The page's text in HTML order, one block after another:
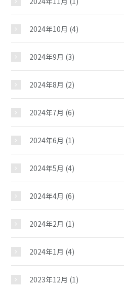
東地区
2024年10月 (4)
2024年9月 (3)
2024年8月 (2)
2024年7月 (6)
2024年6月 (1)
2024年5月 (4)
2024年4月 (6)
2024年2月 (1)
2024年1月 (4)
2023年12月 (1)